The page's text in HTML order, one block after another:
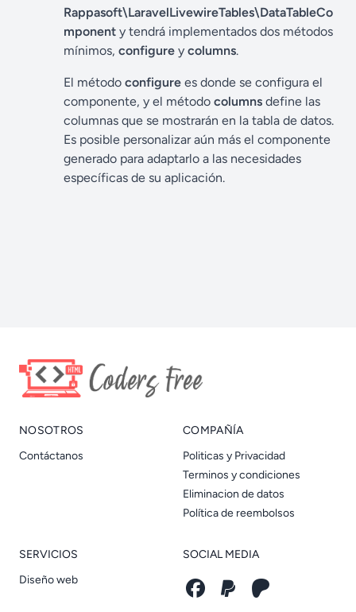
Rappasoft\LaravelLivewireTables\DataTableCo
mponent y tendrá implementados dos métodos
mínimos, configure y columns.
El método configure es donde se configura el
componente, y el método columns define las
columnas que se mostrarán en la tabla de datos.
Es posible personalizar aún más el componente
generado para adaptarlo a las necesidades
específicas de su aplicación.
NOSOTROS
Contáctanos
COMPAÑÍA
Politicas y Privacidad
Terminos y condiciones
Eliminacion de datos
Política de reembolsos
SERVICIOS
Diseño web
SOCIAL MEDIA